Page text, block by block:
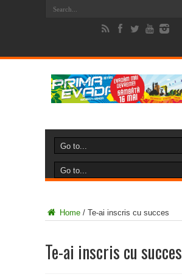
Home / Te-ai inscris cu succes
Te-ai inscris cu succes